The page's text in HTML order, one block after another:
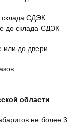
склада СДЭК
до склада СДЭК
или до двери
области
не более 3